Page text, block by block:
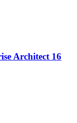
Architect 16